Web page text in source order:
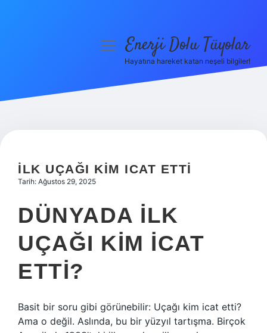
Hakkımızda
menüyüEnerji Dolu Tüyolar
Hayatına hareket katan neşeli bilgiler!
İLK UÇAĞI KIM ICAT ETTI
Tarih: Ağustos 29, 2025
DÜNYADA ILK
UÇAĞI KIM ICAT
ETTI?
Basit bir soru gibi görünebilir: Uçağı kim icat etti?
Ama o değil. Aslında, bu bir yüzyıl tartışma. Birçok